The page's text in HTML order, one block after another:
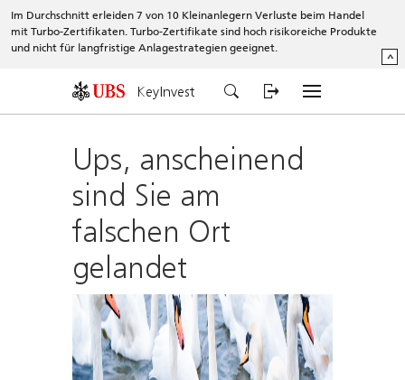
Im Durchschnitt erleiden 7 von 10 Kleinanlegern Verluste beim Handel
mit Turbo-Zertifikaten. Turbo-Zertifikate sind hoch risikoreiche Produkte
und nicht für langfristige Anlagestrategien geeignet.
^
KeyInvest
Ups, anscheinend
sind Sie am
falschen Ort
gelandet